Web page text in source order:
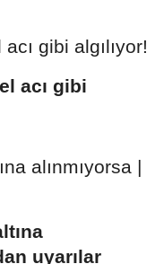
acı gibi
uyarılar